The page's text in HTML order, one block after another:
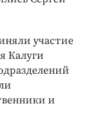
участие
Калуги
и